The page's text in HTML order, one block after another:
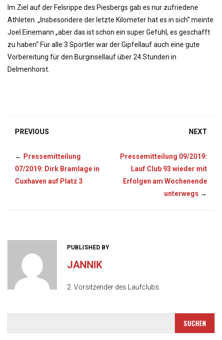
Im Ziel auf der Felsrippe des Piesbergs gab es nur zufriedene
Athleten. „Insbesondere der letzte Kilometer hat es in sich“ meinte
Joel Einemann „aber das ist schon ein super Gefühl, es geschafft
zu haben“ Für alle 3 Sportler war der Gipfellauf auch eine gute
Vorbereitung für den Burginsellauf über 24 Stunden in
Delmenhorst.
PREVIOUS
← Pressemitteilung
07/2019: Dirk Bramlage in
Cuxhaven auf Platz 3
NEXT
Pressemitteilung 09/2019:
Lauf Club 93 wieder mit
Erfolgen am Wochenende
unterwegs →
PUBLISHED BY
JANNIK
2. Vorsitzender des Laufclubs